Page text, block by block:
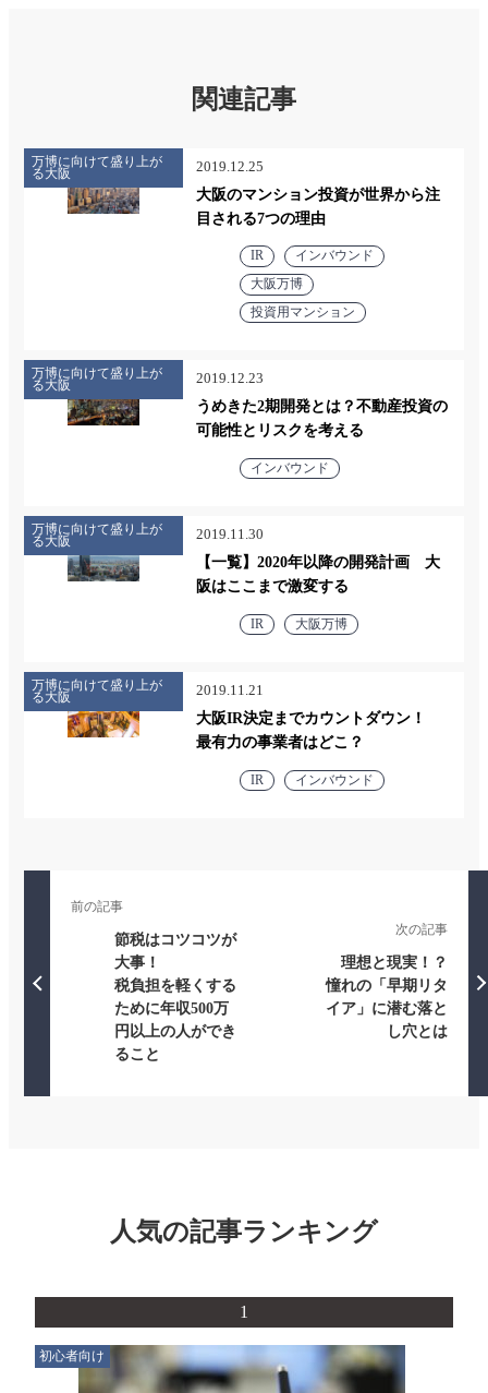
関連記事
万博に向けて盛り上が
る大阪 2019.12.25
大阪のマンション投資が世界から注
目される7つの理由
IR
インバウンド
大阪万博
投資用マンション
万博に向けて盛り上が
る大阪 2019.12.23
うめきた2期開発とは？不動産投資の
可能性とリスクを考える
インバウンド
万博に向けて盛り上が
る大阪 2019.11.30
【一覧】2020年以降の開発計画 大
阪はここまで激変する
IR 大阪万博
万博に向けて盛り上が
る大阪 2019.11.21
大阪IR決定までカウントダウン！
最有力の事業者はどこ？
IR インバウンド
前の記事
節税はコツコツが
大事！
税負担を軽くする
ために年収500万
円以上の人ができ
ること
次の記事
理想と現実！？
憧れの「早期リタ
イア」に潜む落と
し穴とは
人気の記事ランキング
1
初心者向け